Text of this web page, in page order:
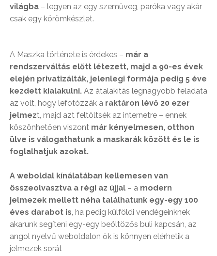
világba – legyen az egy szemüveg, paróka vagy akár
csak egy körömkészlet.
A Maszka története is érdekes – már a
rendszerváltás előtt létezett, majd a 90-es évek
elején privatizálták, jelenlegi formája pedig 5 éve
kezdett kialakulni. Az átalakítás legnagyobb feladata
az volt, hogy lefotózzák a raktáron lévő 20 ezer
jelmezt, majd azt feltöltsék az internetre – ennek
köszönhetően viszont már kényelmesen, otthon
ülve is válogathatunk a maskarák között és le is
foglalhatjuk azokat.
A weboldal kínálatában kellemesen van
összeolvasztva a régi az újjal – a modern
jelmezek mellett néha találhatunk egy-egy 100
éves darabot is, ha pedig külföldi vendégeinknek
akarunk segíteni egy-egy beöltözős buli kapcsán, az
angol nyelvű weboldalon ők is könnyen elérhetik a
jelmezek sorát